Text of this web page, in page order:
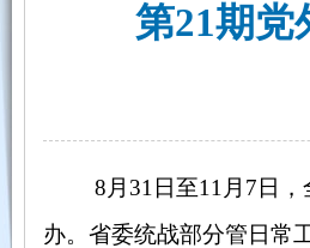
第21期党
8 月 31 日至1 1 月 7日，
办。 省委统战部分管日常